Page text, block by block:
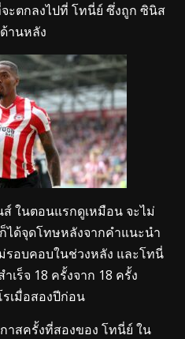
ะตกลงไปที่ โทนี่ย์ ซึ่งถูก ซินิส
านหลัง
ส์ ในตอนแรกดูเหมือน จะไม่
ได้จุดโทษหลังจากคำแนะนำ
รอบคอบในช่วงหลัง และโทนี่
ร็จ 18 ครั้งจาก 18 ครั้ง
รเมื่อสองปีก่อน
าสครั้งที่สองของ โทนี่ย์ ใน